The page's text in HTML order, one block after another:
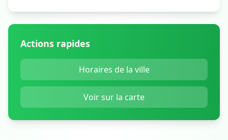
Actions rapides
Horaires de la ville
Voir sur la carte